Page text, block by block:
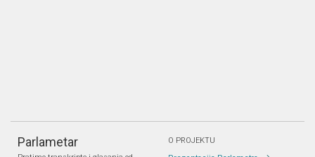
Parlametar
O PROJEKTU